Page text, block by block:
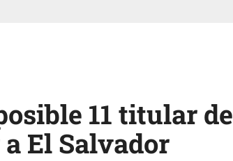
11 titular de
El Salvador